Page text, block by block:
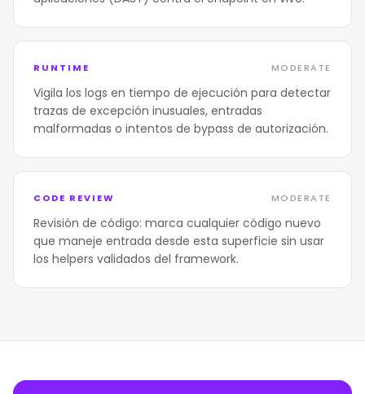
RUNTIME MODERATE
Vigila los logs en tiempo de ejecución para detectar
trazas de excepción inusuales, entradas
malformadas o intentos de bypass de autorización.
CODE REVIEW MODERATE
Revisión de código: marca cualquier código nuevo
que maneje entrada desde esta superficie sin usar
los helpers validados del framework.